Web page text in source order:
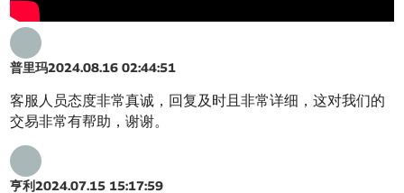
普里玛2024.08.16 02:44:51
客服人员态度非常真诚，回复及时且非常详细，这对我们的
交易非常有帮助，谢谢。
亨利2024.07.15 15:17:59